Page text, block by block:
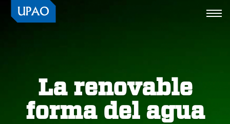
La renovable
forma del agua